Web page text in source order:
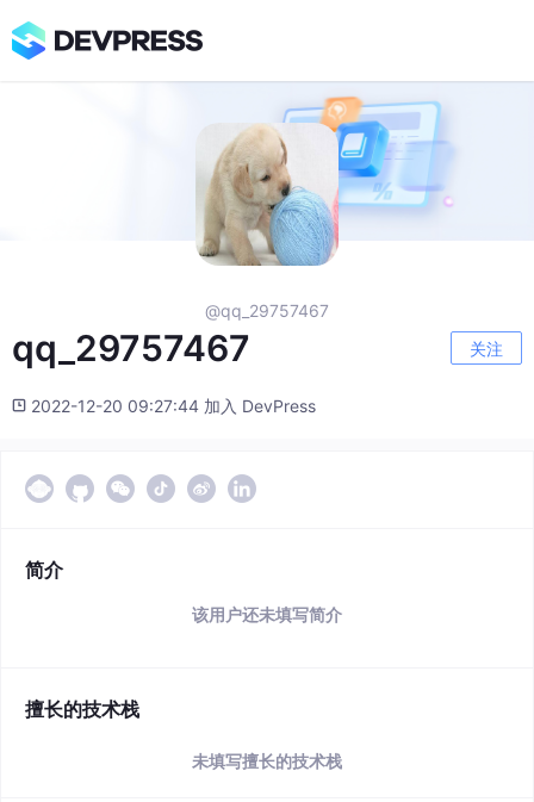
@qq_29757467
qq_29757467 关注
2022-12-20 09:27:44 加入 DevPress
简介
该用户还未填写简介
擅长的技术栈
未填写擅长的技术栈